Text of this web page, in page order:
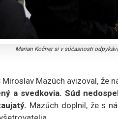
Marian Kočner si v súčasnosti
Miroslav Mazúch avizoval, že
a svedkovia. Súd
Mazúch doplnil, že s